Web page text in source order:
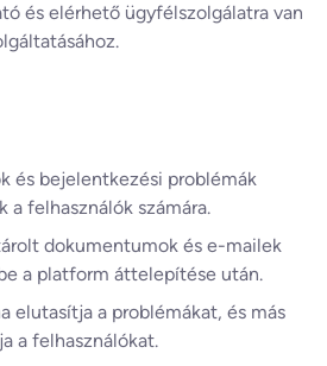
és elérhető ügyfélszolgálatra van
és bejelentkezési problémák
felhasználók számára.
dokumentumok és e-mailek
a platform áttelepítése után.
elutasítja a problémákat, és más
a felhasználókat.